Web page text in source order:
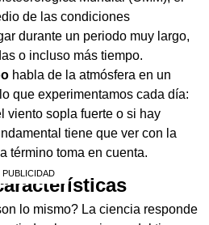
de las condiciones
durante un periodo muy largo,
o incluso más tiempo.
habla de la atmósfera en un
que experimentamos cada día:
viento sopla fuerte o si hay
tiene que ver con la
término toma en cuenta.